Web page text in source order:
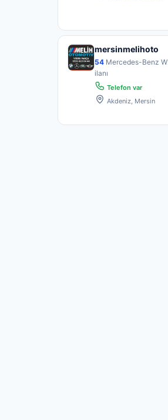
mersinmelihoto
54 Mercedes-Benz
ilanı
Telefon var
Akdeniz, Mersin